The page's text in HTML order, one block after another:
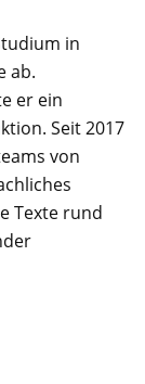
in
ab.
er ein
Seit 2017
von
Texte rund